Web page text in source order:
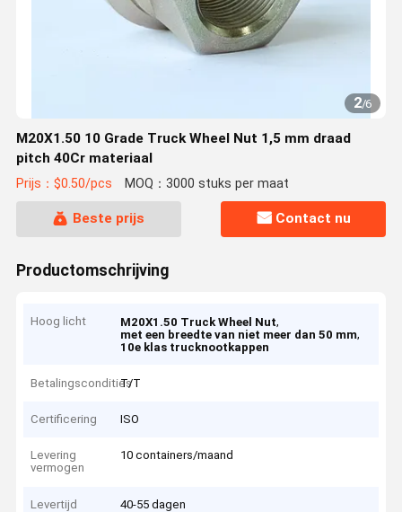
2/6
M20X1.50 10 Grade Truck Wheel Nut 1,5 mm draad
pitch 40Cr materiaal
Prijs：$0.50/pcs MOQ：3000 stuks per maat
Beste prijs Contact nu
Productomschrijving
Hoog licht M20X1.50 Truck Wheel Nut,
met een breedte van niet meer dan 50 mm,
10e klas trucknootkappen
Betalingscondities
T/T
Certificering ISO
Levering
vermogen
10 containers/maand
Levertijd 40-55 dagen